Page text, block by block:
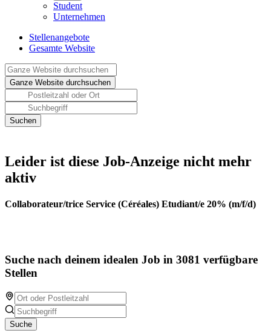
Student
Unternehmen
Stellenangebote
Gesamte Website
Leider ist diese Job-Anzeige nicht mehr
aktiv
Collaborateur/trice Service (Céréales) Etudiant/e 20% (m/f/d)
Suche nach deinem idealen Job in 3081 verfügbare
Stellen
Suche